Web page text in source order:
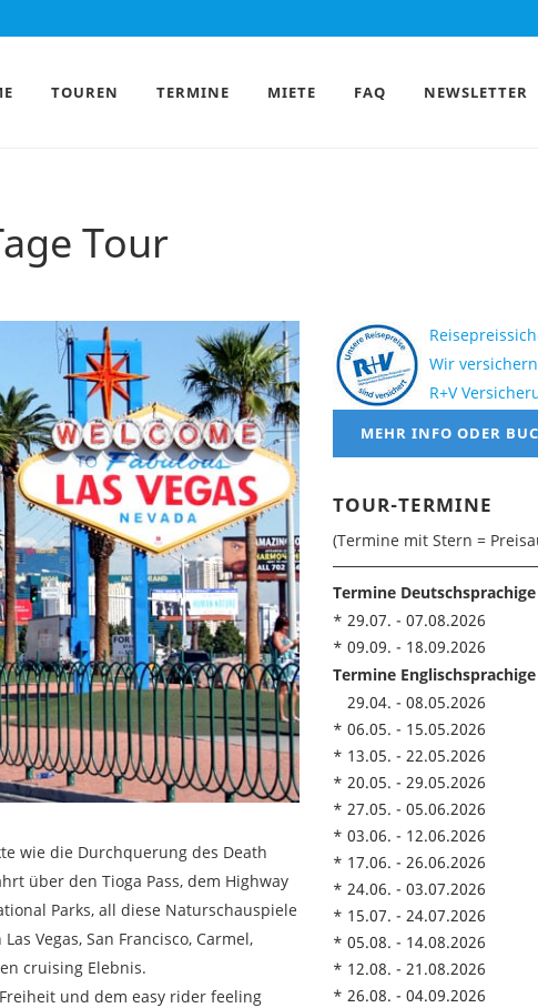
TOUREN TERMINE MIETE FAQ NEWSLETTER
Tour
wie die Durchquerung des Death
über den Tioga Pass, dem Highway
Parks, all diese Naturschauspiele
Vegas, San Francisco, Carmel,
cruising Elebnis.
und dem easy rider feeling
Wir
R+V
MEHR INFO ODER
TOUR-TERMINE
(Termine mit Stern =
Termine
* 29.07. - 07.08.2026
* 09.09. - 18.09.2026
Termine
29.04. - 08.05.2026
* 06.05. - 15.05.2026
* 13.05. - 22.05.2026
* 20.05. - 29.05.2026
* 27.05. - 05.06.2026
* 03.06. - 12.06.2026
* 17.06. - 26.06.2026
* 24.06. - 03.07.2026
* 15.07. - 24.07.2026
* 05.08. - 14.08.2026
* 12.08. - 21.08.2026
* 26.08. - 04.09.2026